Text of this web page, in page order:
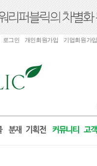
로그인 개인회원가입 기업회원가입